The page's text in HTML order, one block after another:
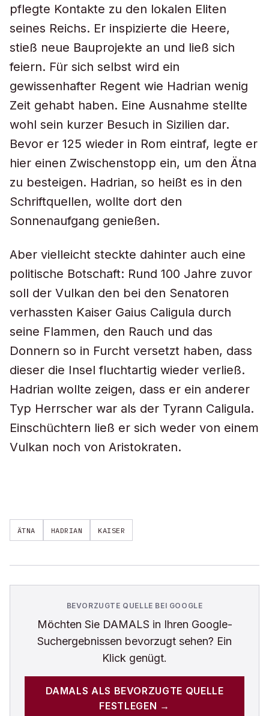
pflegte Kontakte zu den lokalen Eliten
seines Reichs. Er inspizierte die Heere,
stieß neue Bauprojekte an und ließ sich
feiern. Für sich selbst wird ein
gewissenhafter Regent wie Hadrian wenig
Zeit gehabt haben. Eine Ausnahme stellte
wohl sein kurzer Besuch in Sizilien dar.
Bevor er 125 wieder in Rom eintraf, legte er
hier einen Zwischenstopp ein, um den Ätna
zu besteigen. Hadrian, so heißt es in den
Schriftquellen, wollte dort den
Sonnenaufgang genießen.
Aber vielleicht steckte dahinter auch eine
politische Botschaft: Rund 100 Jahre zuvor
soll der Vulkan den bei den Senatoren
verhassten Kaiser Gaius Caligula durch
seine Flammen, den Rauch und das
Donnern so in Furcht versetzt haben, dass
dieser die Insel fluchtartig wieder verließ.
Hadrian wollte zeigen, dass er ein anderer
Typ Herrscher war als der Tyrann Caligula.
Einschüchtern ließ er sich weder von einem
Vulkan noch von Aristokraten.
ÄTNA HADRIAN KAISER
BEVORZUGTE QUELLE BEI GOOGLE
Möchten Sie DAMALS in Ihren Google-
Suchergebnissen bevorzugt sehen? Ein
Klick genügt.
DAMALS ALS BEVORZUGTE QUELLE
FESTLEGEN →